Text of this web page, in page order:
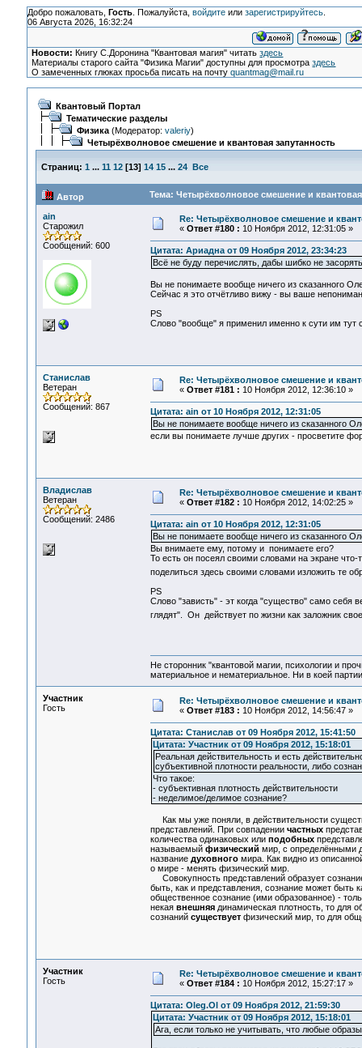
Добро пожаловать, Гость. Пожалуйста, войдитеили зарегистрируйтесь.
06 Августа 2026, 16:32:24
Новости: Книгу С.Доронина "Квантовая магия" читатьздесь
Материалы старого сайта "Физика Магии" доступны для просмотраздесь
О замеченных глюках просьба писать на почтуquantmag@mail.ru
Квантовый Портал
Тематические разделы
Физика(Модератор: valeriy)
Четырёхволновое смешение и квантовая запутанность
Страниц: 1 ... 11 12[13] 14 15 ... 24 Все
Автор Тема: Четырёхволновое смешение и
ain
Старожил
Сообщений: 600
Re: Четырёхволновое смешение и
« Ответ #180 : 10 Ноября 2012, 12:31:05 »
Цитата: Ариадна от 09 Ноября 2012, 23:34:23
Всё не буду перечислять, дабы шибко не
Вы не понимаете вообще ничего из сказанного
Сейчас я это отчётливо вижу - вы ваше
PS
Слово "вообще" я применил именно к сути им тут
Станислав
Ветеран
Сообщений: 867
Re: Четырёхволновое смешение и
« Ответ #181 : 10 Ноября 2012, 12:36:10 »
Цитата: ain от 10 Ноября 2012, 12:31:05
Вы не понимаете вообще ничего из сказанного
если вы понимаете лучше других - просветите
Владислав
Ветеран
Сообщений: 2486
Re: Четырёхволновое смешение и
« Ответ #182 : 10 Ноября 2012, 14:02:25 »
Цитата: ain от 10 Ноября 2012, 12:31:05
Вы не понимаете вообще ничего из сказанного
Вы внимаете ему, потому и понимаете его?
То есть он посеял своими словами на экране
поделиться здесь своими словами изложить те
PS
Слово "зависть" - эт когда "существо" само себя
глядят". Он действует по жизни как заложник
Не сторонник "квантовой магии, психологии и
материальное и нематериальное. Ни в коей
Участник
Гость
Re: Четырёхволновое смешение и
« Ответ #183 : 10 Ноября 2012, 14:56:47 »
Цитата: Станислав от 09 Ноября 2012, 15:41:50
Цитата: Участник от 09 Ноября 2012, 15:18:01
Реальная действительность и есть
субъективной плотности реальности, либо
Что такое:
- субъективная плотность действительности
- неделимое/делимое сознание?
Как мы уже поняли, в действительности
представлений. При совпадении частных
количества одинаковых или подобных
называемый физический мир, с определёнными
название духовногомира. Как видно из
о мире - менять физический мир.
Совокупность представлений образует
быть, как и представления, сознание может
общественное сознание (ими образованное) -
некая внешняядинамическая плотность, то для
сознаний существуетфизический мир, то для
Участник
Гость
Re: Четырёхволновое смешение и
« Ответ #184 : 10 Ноября 2012, 15:27:17 »
Цитата: Oleg.Ol от 09 Ноября 2012, 21:59:30
Цитата: Участник от 09 Ноября 2012, 15:18:01
Ага, если только не учитывать, что любые